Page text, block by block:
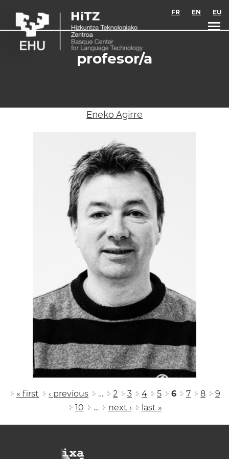
FR EN EU
profesor/a
Eneko Agirre
Pages
« first ‹ previous … 2 3 4 5 6 7 8
9
10
… next › last »